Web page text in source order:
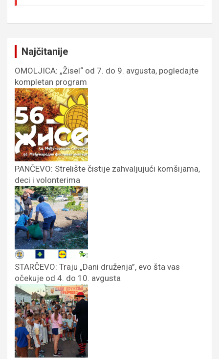
Najčitanije
OMOLJICA: „Žisel“ od 7. do 9. avgusta, pogledajte
kompletan program
PANČEVO: Strelište čistije zahvaljujući komšijama,
deci i volonterima
STARČEVO: Traju „Dani druženja”, evo šta vas
očekuje od 4. do 10. avgusta